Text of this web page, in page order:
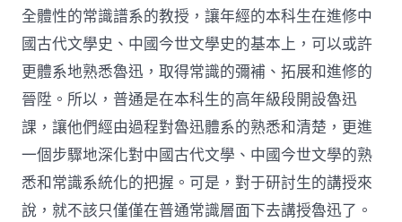
全體性的常識譜系的教授，讓年經的本科生在進修中
國古代文學史、中國今世文學史的基本上，可以或許
更體系地熟悉魯迅，取得常識的彌補、拓展和進修的
晉陞。所以，普通是在本科生的高年級段開設魯迅
課，讓他們經由過程對魯迅體系的熟悉和清楚，更進
一個步驟地深化對中國古代文學、中國今世文學的熟
悉和常識系統化的把握。可是，對于研討生的講授來
說，就不該只僅僅在普通常識層面下去講授魯迅了。